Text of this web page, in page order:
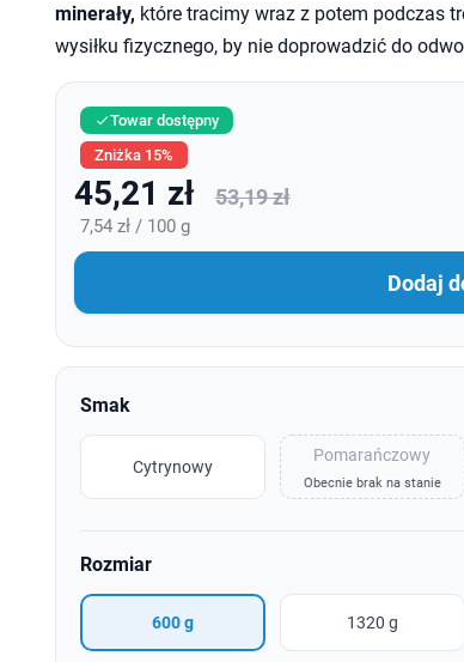
minerały, które tracimy wraz z potem podczas
wysiłku fizycznego, by nie doprowadzić do
Towar dostępny
Zniżka 15%
45,21 zł 53,19 zł
7,54 zł / 100 g
Dodaj
Smak
Cytrynowy
Pomarańczowy
Obecnie brak na stanie
Rozmiar
600 g 1320 g